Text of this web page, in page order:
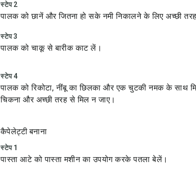
स्टेप 2
पालक को छानें और जितना हो सके नमी निकालने के लिए अच्छी
स्टेप 3
पालक को चाकू से बारीक काट लें।
स्टेप 4
पालक को रिकोटा, नींबू का छिलका और एक चुटकी नमक के साथ
चिकना और अच्छी तरह से मिल न जाए।
कैपेलेट्टी बनाना
स्टेप 1
पास्ता आटे को पास्ता मशीन का उपयोग करके पतला बेलें।